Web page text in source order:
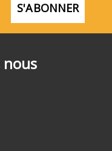
nous
S'ABONNER